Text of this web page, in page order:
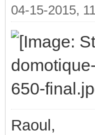
04-15-2015,
Raoul,